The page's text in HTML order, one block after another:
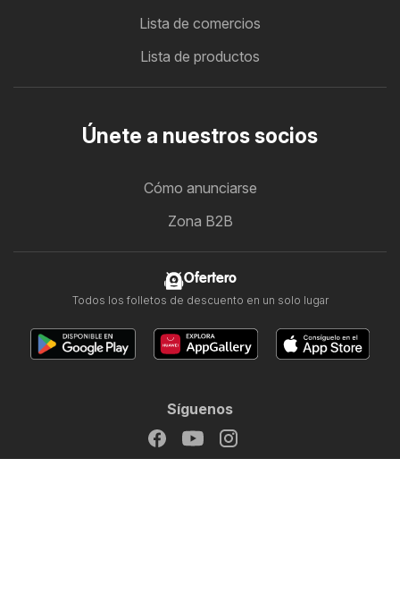
Lista de comercios
Lista de productos
Únete a nuestros socios
Cómo anunciarse
Zona B2B
Ofertero
Todos los folletos de descuento en un solo lugar
Síguenos